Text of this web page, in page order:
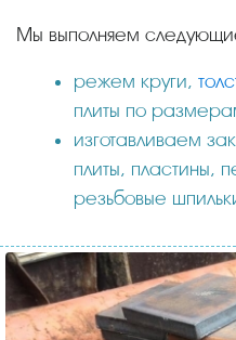
Мы выполняем
режем круги,
плиты по
изготавливаем
плиты, пластины,
резьбовые